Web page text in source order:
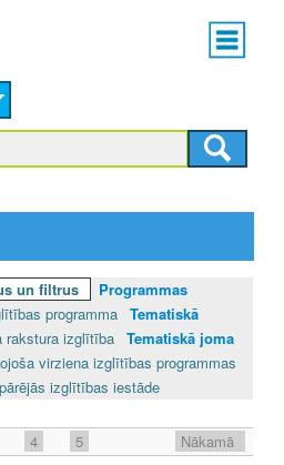
Main
menu
un filtrus
Programmas
programma Tematiskā
rakstura izglītība Tematiskā joma
virziena izglītības programmas
izglītības iestāde
4 5
Nākamā